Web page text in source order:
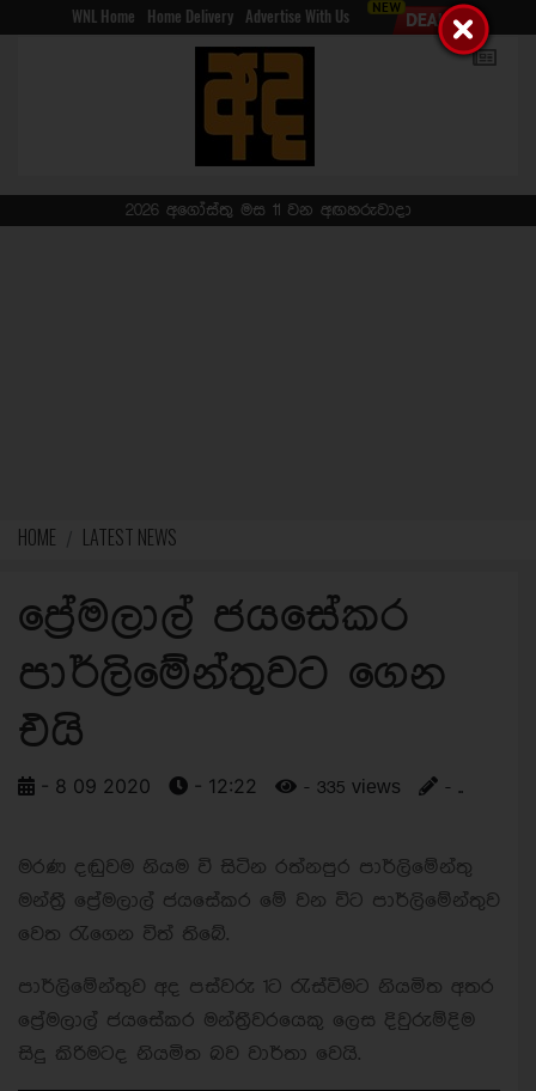
WNL Home Home Delivery Advertise With Us
2026 අගෝස්තු මස 11 වන අඟහරුවාදා
HOME LATEST NEWS
ප්‍රේමලාල් ජයසේකර
පාර්ලිමේන්තුවට ගෙන
එයි
- 8 09 2020 - 12:22 - 335 views - ..
මරණ දඬුවම නියම වි සිටින රත්නපුර පාර්ලිමේන්තු
මන්ත්‍රී ප්‍රේමලාල් ජයසේකර මේ වන විට පාර්ලිමේන්තුව
වෙත රැගෙන විත් තිබේ.
පාර්ලිමේන්තුව අද පස්වරු 1ට රැස්විමට නියමිත අතර
ප්‍රේමලාල් ජයසේකර මන්ත්‍රීවරයෙකු ලෙස දිවුරුම්දිම
සිදු කිරිමටද නියමිත බව වාර්තා වෙයි.